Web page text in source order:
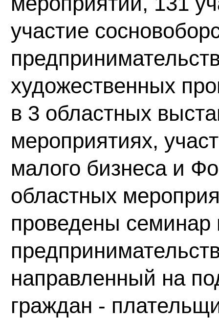
участие
художественных
в 3 областных
мероприятиях,
малого бизнеса и
областных
проведены семинар
направленный на
граждан -